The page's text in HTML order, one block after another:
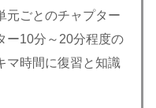
元ごとのチャプター
ー10分～20分程度の
マ時間に復習と知識